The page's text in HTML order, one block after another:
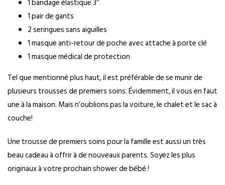
1 bandage élastique 3’’
1 pair de gants
2 seringues sans aiguilles
1 masque anti-retour de poche avec attache à porte clé
1 masque médical de protection
Tel que mentionné plus haut, il est préférable de se munir de
plusieurs trousses de premiers soins. Évidemment, il vous en faut
une à la maison. Mais n’oublions pas la voiture, le chalet et le sac à
couche!
Une trousse de premiers soins pour la famille est aussi un très
beau cadeau à offrir à de nouveaux parents. Soyez les plus
originaux à votre prochain shower de bébé !